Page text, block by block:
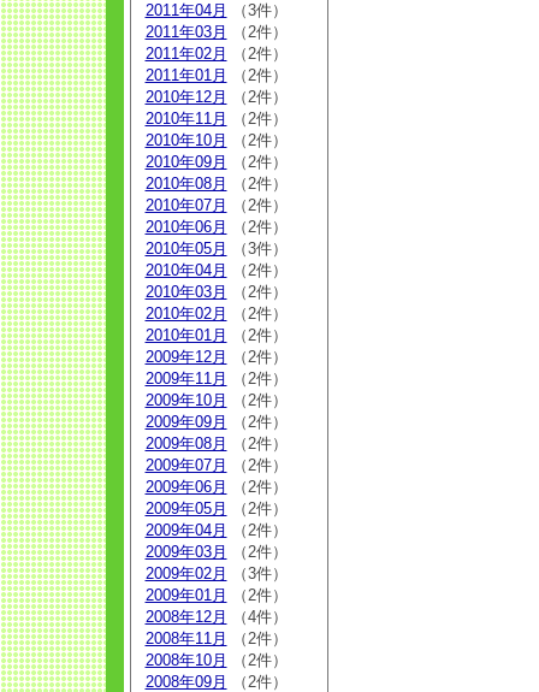
2011年04月
（3件）
2011年03月
（2件）
2011年02月
（2件）
2011年01月
（2件）
2010年12月
（2件）
2010年11月
（2件）
2010年10月
（2件）
2010年09月
（2件）
2010年08月
（2件）
2010年07月
（2件）
2010年06月
（2件）
2010年05月
（3件）
2010年04月
（2件）
2010年03月
（2件）
2010年02月
（2件）
2010年01月
（2件）
2009年12月
（2件）
2009年11月
（2件）
2009年10月
（2件）
2009年09月
（2件）
2009年08月
（2件）
2009年07月
（2件）
2009年06月
（2件）
2009年05月
（2件）
2009年04月
（2件）
2009年03月
（2件）
2009年02月
（3件）
2009年01月
（2件）
2008年12月
（4件）
2008年11月
（2件）
2008年10月
（2件）
2008年09月
（2件）